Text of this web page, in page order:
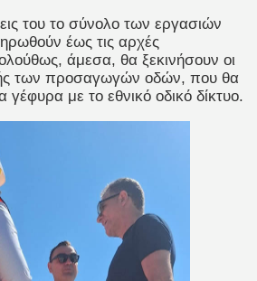
του το σύνολο των εργασιών
έως τις αρχές
άμεσα, θα ξεκινήσουν οι
των προσαγωγών οδών, που θα
γέφυρα με το εθνικό οδικό δίκτυο.